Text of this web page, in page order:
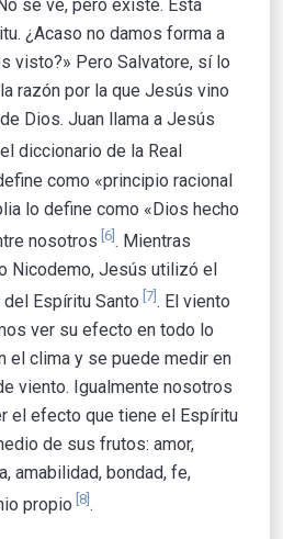
se ve, pero existe. Está
¿Acaso no damos forma a
visto?» Pero Salvatore, sí lo
razón por la que Jesús vino
Dios. Juan llama a Jesús
diccionario de la Real
como «principio racional
lo define como «Dios hecho
nosotros [6]. Mientras
Nicodemo, Jesús utilizó el
Espíritu Santo [7] . El viento
ver su efecto en todo lo
el clima y se puede medir en
viento. Igualmente nosotros
el efecto que tiene el Espíritu
de sus frutos: amor,
amabilidad, bondad, fe,
propio [8] .